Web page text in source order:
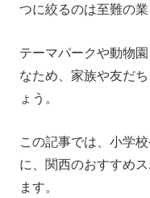
まとめ
つに絞るのは至難の業
テーマパークや動物
なため、家族や友だ
ょう。
この記事では、小学
に、関西のおすすめ
ます。